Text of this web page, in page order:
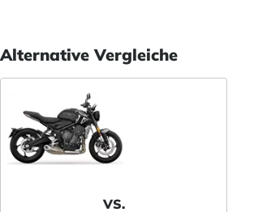
Alternative Vergleiche
VS.